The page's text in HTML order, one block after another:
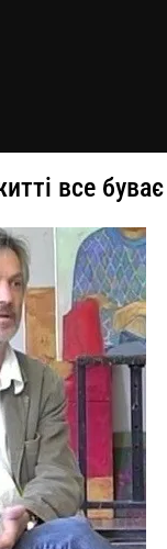
все буває